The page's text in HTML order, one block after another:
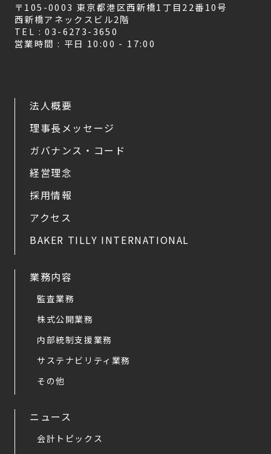
〒105-0003 東京都港区西新橋1丁目22番10号
西新橋アネックスビル2階
TEL : 03-6273-3650
営業時間 : 平日 10:00 - 17:00
法人概要
理事長メッセージ
ガバナンス・コード
経営理念
採用情報
アクセス
BAKER TILLY INTERNATIONAL
業務内容
監査業務
株式公開業務
内部統制支援業務
サステナビリティ業務
その他
ニュース
会計トピックス